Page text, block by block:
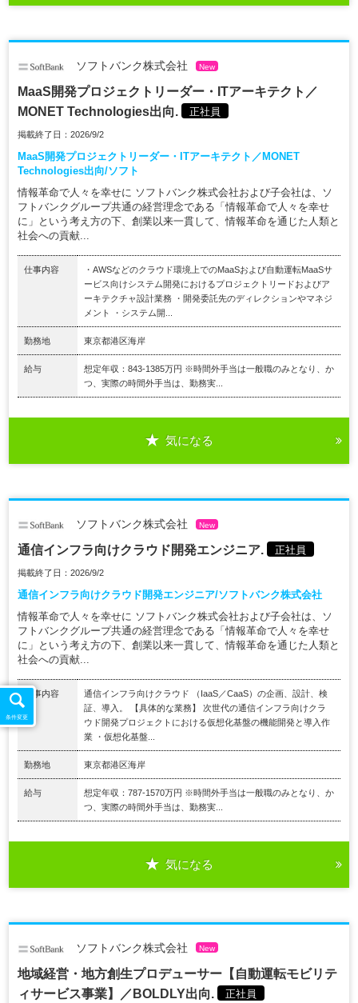
ソフトバンク株式会社 New
MaaS開発プロジェクトリーダー・ITアーキテクト／
MONET Technologies出向.
正社員
掲載終了日：2026/9/2
MaaS開発プロジェクトリーダー・ITアーキテクト／MONET
Technologies出向/ソフト
情報革命で人々を幸せに ソフトバンク株式会社および子会社は、ソ
フトバンクグループ共通の経営理念である「情報革命で人々を幸せ
に」という考え方の下、創業以来一貫して、情報革命を通じた人類と
社会への貢献...
仕事内容
・AWSなどのクラウド環境上でのMaaSおよび自動運転MaaSサ
ービス向けシステム開発におけるプロジェクトリードおよびア
ーキテクチャ設計業務 ・開発委託先のディレクションやマネジ
メント ・システム開...
勤務地 東京都港区海岸
給与
想定年収：843-1385万円 ※時間外手当は一般職のみとなり、か
つ、実際の時間外手当は、勤務実...
気になる
ソフトバンク株式会社 New
通信インフラ向けクラウド開発エンジニア. 正社員
掲載終了日：2026/9/2
通信インフラ向けクラウド開発エンジニア/ソフトバンク株式会社
情報革命で人々を幸せに ソフトバンク株式会社および子会社は、ソ
フトバンクグループ共通の経営理念である「情報革命で人々を幸せ
に」という考え方の下、創業以来一貫して、情報革命を通じた人類と
社会への貢献...
仕事内容
通信インフラ向けクラウド （IaaS／CaaS）の企画、設計、検
証、導入。 【具体的な業務】 次世代の通信インフラ向けクラ
ウド開発プロジェクトにおける仮想化基盤の機能開発と導入作
業 ・仮想化基盤...
勤務地 東京都港区海岸
給与
想定年収：787-1570万円 ※時間外手当は一般職のみとなり、か
つ、実際の時間外手当は、勤務実...
気になる
ソフトバンク株式会社 New
地域経営・地方創生プロデューサー【自動運転モビリテ
ィサービス事業】／BOLDLY出向.
正社員
条件変更